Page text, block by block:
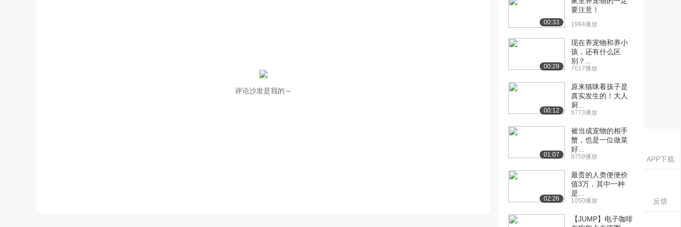
APP下载
反馈
评论沙发是我的～
00:33
要注意！
1994播放
00:29
现在养宠物和养小
孩，还有什么区
别？...
7617播放
00:12
原来猫咪看孩子是
真实发生的！大人
厨...
6773播放
01:07
被当成宠物的相手
蟹，也是一位做菜
好...
8759播放
02:26
最贵的人类便便价
值3万，其中一种
是...
1050播放
【JUMP】电子咖啡